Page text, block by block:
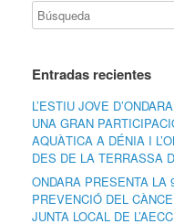
Entradas recientes
L’ESTIU JOVE
UNA GRAN
AQUÀTICA A DÉNIA I
DES DE LA TERRASSA
ONDARA PRESENTA LA
PREVENCIÓ DEL
JUNTA LOCAL DE L’AECC